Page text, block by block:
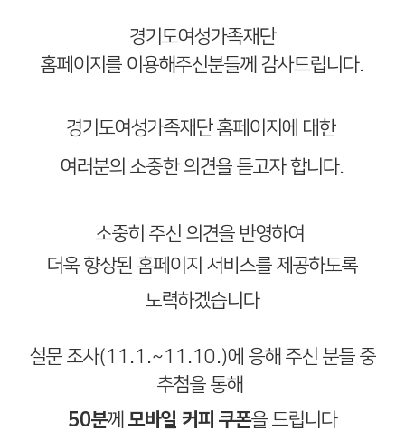
경기도여성가족재단
홈페이지를 이용해주신분들께 감사드립니다.
경기도여성가족재단 홈페이지에 대한
여러분의 소중한 의견을 듣고자 합니다.
소중히 주신 의견을 반영하여
더욱 향상된 홈페이지 서비스를 제공하도록
노력하겠습니다
설문 조사(11.1.~11.10.)에 응해 주신 분들 중
추첨을 통해
50분께 모바일 커피 쿠폰을 드립니다